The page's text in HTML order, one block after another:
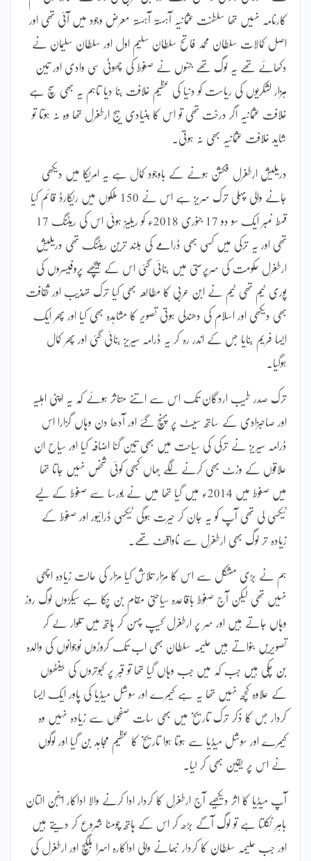
کارنامہ نہیں تھا سلطنت عثمانیہ آہستہ آہستہ معرض وجود میں آئی تھی اور
اصل کمالات سلطان محمد فاتح سلطان سلیم اول اور سلطان سلیمان نے
دکھائے تھے یہ لوگ تھے جنہوں نے صغوط کی چھوٹی سی وادی اور تین
ہزار لشکریوں کی ریاست کو دنیا کی عظیم خلافت بنا دیا تاہم یہ بھی سچ ہے
خلافت عثمانیہ اگر درخت تھی تو اس کا بنیادی بیج ارطغرل تھا وہ نہ ہوتا تو
شاید خلافت عثمانیہ بھی نہ ہوتی۔
دریلیش ارطغرل فکشن ہونے کے باوجود کمال ہے یہ امریکا میں دیکھی
جانے والی پہلی ترک سریز ہے اس نے 150 ملکوں میں ریکارڈ قائم کیا
قسط نمبر ایک سو دو 17 جنوری 2018ء کو ریلیز ہوئی اس کی ریٹنگ 17
تھی اور یہ ترکی میں کسی بھی ڈرامے کی بلند ترین ریٹنگ تھی دریلیش
ارطغرل حکومت کی سرپرستی میں بنائی گئی اس کے پیچھے پروفیسروں کی
پوری ٹیم تھی ٹیم نے ابن عربی کا مطالعہ بھی کیا ترک تہذیب اور ثقافت
بھی دیکھی اور اسلام کی دھندلی ہوتی تصویر کا مشاہدہ بھی کیا اور پھر ایک
ایسا فریم بنایا جس کے اندر رہ کر یہ ڈرامہ سیریز بنائی گئی اور پھر کمال
ہوگیا۔
ترک صدر طیب اردگان تک اس سے اتنے متاثر ہوئے کہ یہ اپنی اہلیہ
اور صاحبزادی کے ساتھ سیٹ پر پہنچ گئے اور آدھا دن وہاں گزارا اس
ڈرامہ سیریز نے ترکی کی سیاحت میں بھی تین گنا اضافہ کیا اور سیاح ان
علاقوں کے وزٹ بھی کرنے لگے جہاں کبھی کوئی شخص نہیں جاتا تھا
میں صغوط میں 2014ء میں گیا تھا میں نے بورسا سے صغوط کے لیے
ٹیکسی لی تھی آپ کو یہ جان کر حیرت ہوگی ٹیکسی ڈرائیور اور صغوط کے
زیادہ تر لوگ بھی ارطغرل سے ناواقف تھے۔
ہم نے بڑی مشکل سے اس کا مزار تلاش کیا مزار کی حالت زیادہ اچھی
نہیں تھی لیکن آج صغوط باقاعدہ سیاحتی مقام بن چکا ہے سیکڑوں لوگ روز
وہاں جاتے ہیں اور سر پر ارطغرل کیپ پہن کر ہاتھ میں تلوار لے کر
تصویریں بنواتے ہیں حلیمہ سلطان بھی اب تک کروڑوں نوجوانوں کی والدہ
بن چکی ہیں جب کہ میں جب وہاں گیا تھا تو قبر پر کبوتروں کی بینٹھوں
کے علاوہ کچھ نہیں تھا یہ ہے کیمرے اور سوشل میڈیا کی پاور ایک ایسا
کردار جس کا ذکر ترک تاریخ میں بھی سات صفحوں سے زیادہ نہیں وہ
کیمرے اور سوشل میڈیا سے ہوتا ہوا تاریخ کا عظیم مجاہد بن گیا اور لوگوں
نے اس پر یقین بھی کر لیا۔
آپ میڈیا کا اثر دیکھیے آج ارطغرل کا کردار ادا کرنے والا اداکار اینجن التان
باہر نکلتا ہے تو لوگ آگے بڑھ کر اس کے ہاتھ چومنا شروع کر دیتے ہیں
اور جب حلیمہ سلطان کا کردار نبھانے والی اداکارہ اسرا بلگچ اور ارطغرل کی